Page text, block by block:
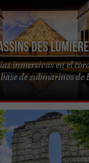
des
inmersivas en el
de submarinos de